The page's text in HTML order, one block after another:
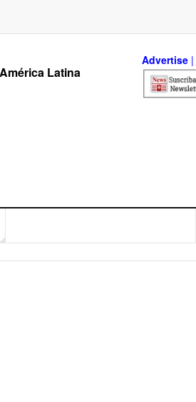
Latina
Advertise|